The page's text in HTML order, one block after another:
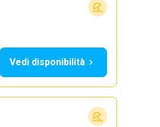
Vedi disponibilità